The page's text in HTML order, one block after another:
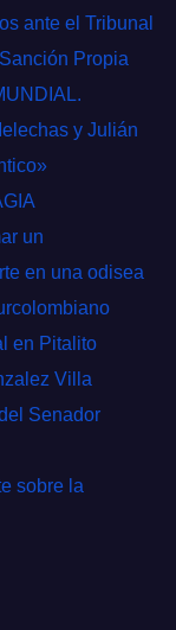
ante el Tribunal
Propia
y Julián
un
en una odisea
en Pitalito
Villa
Senador
sobre la